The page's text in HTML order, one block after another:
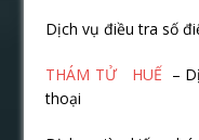
Dịch vụ điều tra số
THÁM TỬ HUẾ –
thoại